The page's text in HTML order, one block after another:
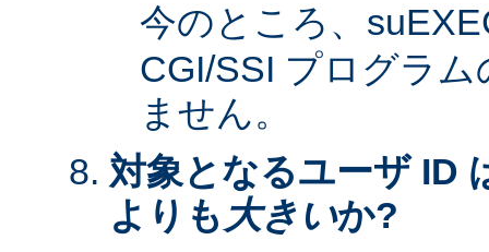
今のところ、
CGI/SSI プログラ
ません。
対象となるユーザ ID
よりも 大きいか?